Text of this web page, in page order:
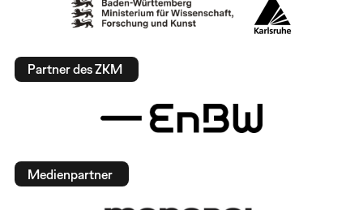
Partner des ZKM
Medienpartner